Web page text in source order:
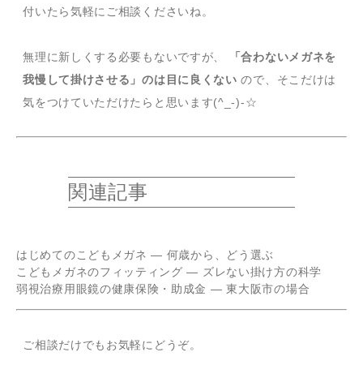
付いたら気軽にご相談くださいね。
無理に新しくする必要もないですが、
「合わないメガネを
我慢して掛けさせる」のは目に良くない ので、そこだけは
気をつけていただけたらと思います(^_-)-☆
関連記事
はじめてのこどもメガネ — 何歳から、どう選ぶ
こどもメガネのフィッティング — ズレない掛け方の科学
弱視治療用眼鏡の健康保険・助成金 — 東大阪市の場合
ご相談だけでもお気軽にどうぞ。